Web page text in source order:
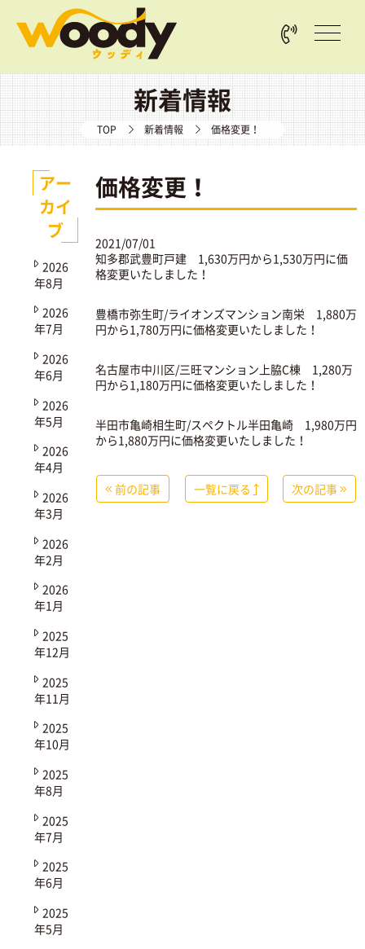
新着情報
TOP 新着情報 価格変更！
価格変更！
2021/07/01
知多郡武豊町戸建 1,630万円から1,530万円に価
格変更いたしました！
豊橋市弥生町/ライオンズマンション南栄 1,880万
円から1,780万円に価格変更いたしました！
名古屋市中川区/三旺マンション上脇C棟 1,280万
円から1,180万円に価格変更いたしました！
半田市亀崎相生町/スペクトル半田亀崎 1,980万円
から1,880万円に価格変更いたしました！
前の記事 次の記事
一覧に戻る
アー
カイ
ブ
2026
年8月
2026
年7月
2026
年6月
2026
年5月
2026
年4月
2026
年3月
2026
年2月
2026
年1月
2025
年12月
2025
年11月
2025
年10月
2025
年8月
2025
年7月
2025
年6月
2025
年5月